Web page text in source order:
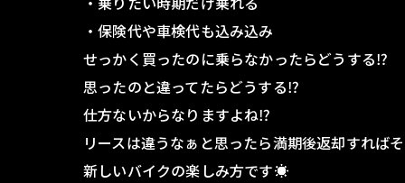
・保険代や車検代も込み込み
せっかく買ったのに乗らなかったらどうする⁉️
思ったのと違ってたらどうする⁉️
仕方ないからなりますよね⁉️
リースは違うなぁと思ったら満期後返却すれば
新しいバイクの楽しみ方です☀️